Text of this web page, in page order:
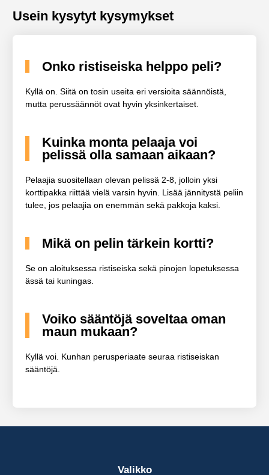
Usein kysytyt kysymykset
Onko ristiseiska helppo peli?
Kyllä on. Siitä on tosin useita eri versioita säännöistä,
mutta perussäännöt ovat hyvin yksinkertaiset.
Kuinka monta pelaaja voi
pelissä olla samaan aikaan?
Pelaajia suositellaan olevan pelissä 2-8, jolloin yksi
korttipakka riittää vielä varsin hyvin. Lisää jännitystä peliin
tulee, jos pelaajia on enemmän sekä pakkoja kaksi.
Mikä on pelin tärkein kortti?
Se on aloituksessa ristiseiska sekä pinojen lopetuksessa
ässä tai kuningas.
Voiko sääntöjä soveltaa oman
maun mukaan?
Kyllä voi. Kunhan perusperiaate seuraa ristiseiskan
sääntöjä.
Valikko